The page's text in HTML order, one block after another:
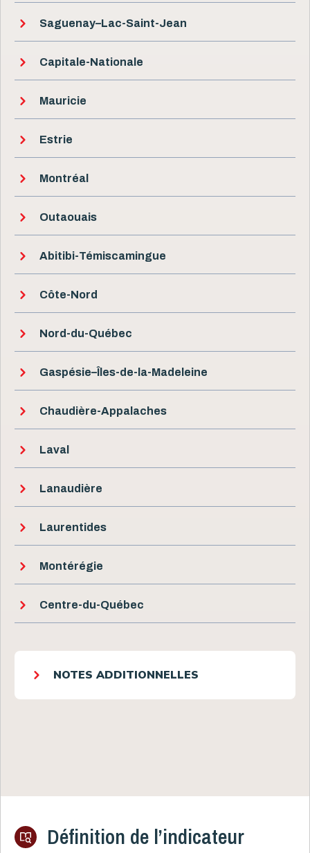
Saguenay–Lac-Saint-Jean
Capitale-Nationale
Mauricie
Estrie
Montréal
Outaouais
Abitibi-Témiscamingue
Côte-Nord
Nord-du-Québec
Gaspésie–Îles-de-la-Madeleine
Chaudière-Appalaches
Laval
Lanaudière
Laurentides
Montérégie
Centre-du-Québec
NOTES ADDITIONNELLES
Définition de l’indicateur